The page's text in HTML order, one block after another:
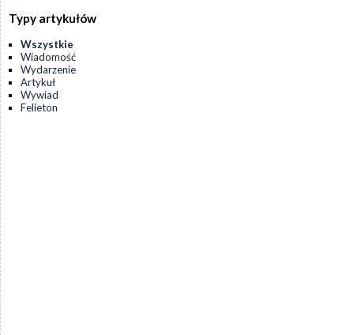
Typy artykułów
Wszystkie
Wiadomość
Wydarzenie
Artykuł
Wywiad
Felieton